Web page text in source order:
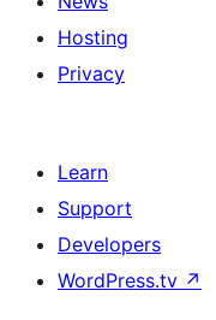
Hosting
Privacy
Learn
Support
Developers
WordPress.tv ↗